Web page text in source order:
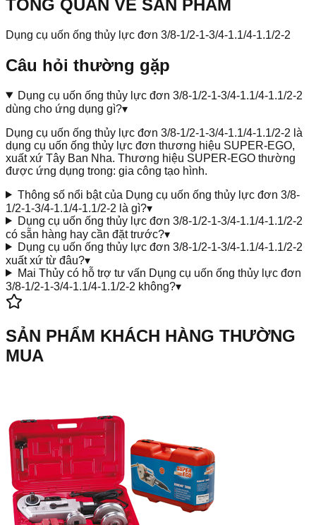
TỔNG QUAN VỀ SẢN PHẨM
Dụng cụ uốn ống thủy lực đơn 3/8-1/2-1-3/4-1.1/4-1.1/2-2
Câu hỏi thường gặp
Dụng cụ uốn ống thủy lực đơn 3/8-1/2-1-3/4-1.1/4-1.1/2-2
dùng cho ứng dụng gì?▾
Dụng cụ uốn ống thủy lực đơn 3/8-1/2-1-3/4-1.1/4-1.1/2-2 là
dụng cụ uốn ống thủy lực đơn thương hiệu SUPER-EGO,
xuất xứ Tây Ban Nha. Thương hiệu SUPER-EGO thường
được ứng dụng trong: gia công tạo hình.
Thông số nổi bật của Dụng cụ uốn ống thủy lực đơn 3/8-
1/2-1-3/4-1.1/4-1.1/2-2 là gì?▾
Dụng cụ uốn ống thủy lực đơn 3/8-1/2-1-3/4-1.1/4-1.1/2-2
có sẵn hàng hay cần đặt trước?▾
Dụng cụ uốn ống thủy lực đơn 3/8-1/2-1-3/4-1.1/4-1.1/2-2
xuất xứ từ đâu?▾
Mai Thủy có hỗ trợ tư vấn Dụng cụ uốn ống thủy lực đơn
3/8-1/2-1-3/4-1.1/4-1.1/2-2 không?▾
SẢN PHẨM KHÁCH HÀNG THƯỜNG
MUA